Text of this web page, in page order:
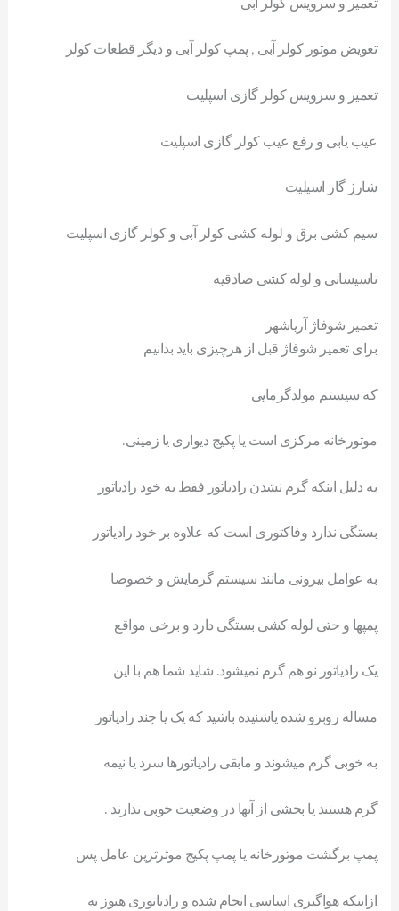
تعویض موتور کولر آبی , پمپ کولر آبی و دیگر قطعات کولر
تعمیر و سرویس کولر گازی اسپلیت
عیب یابی و رفع عیب کولر گازی اسپلیت
شارژ گاز اسپلیت
سیم کشی برق و لوله کشی کولر آبی و کولر گازی اسپلیت
تاسیساتی و لوله کشی صادقیه
تعمیر شوفاژ آریاشهر
برای تعمیر شوفاژ قبل از هرچیزی باید بدانیم
که سیستم مولدگرمایی
موتورخانه مرکزی است یا پکیج دیواری یا زمینی.
به دلیل اینکه گرم نشدن رادیاتور فقط به خود رادیاتور
بستگی ندارد وفاکتوری است که علاوه بر خود رادیاتور
به عوامل بیرونی مانند سیستم گرمایش و خصوصا
پمپها و حتی لوله کشی بستگی دارد و برخی مواقع
یک رادیاتور نو هم گرم نمیشود. شاید شما هم با این
مساله روبرو شده یاشنیده باشید که یک یا چند رادیاتور
به خوبی گرم میشوند و مابقی رادیاتورها سرد یا نیمه
گرم هستند یا بخشی از آنها در وضعیت خوبی ندارند .
پمپ برگشت موتورخانه یا پمپ پکیج موثرترین عامل پس
ازاینکه هواگیری اساسی انجام شده و رادیاتوری هنوز به